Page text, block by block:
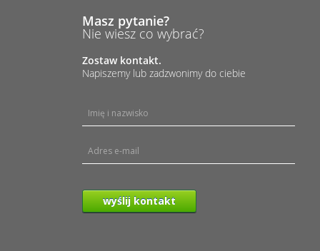
Masz pytanie?
Nie wiesz co wybrać?
Zostaw kontakt.
Napiszemy lub zadzwonimy do ciebie
wyślij kontakt